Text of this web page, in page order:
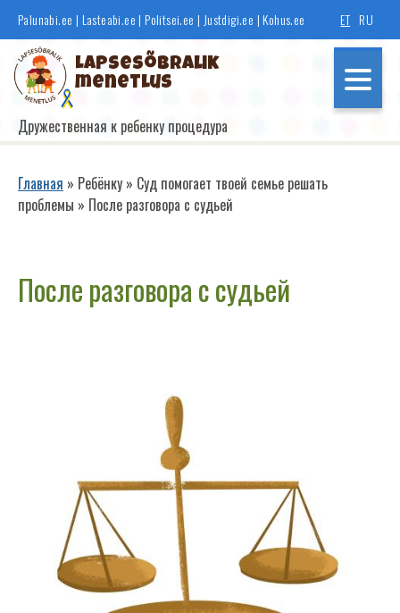
Перейти
основному
содержанию
Palunabi.ee | Lasteabi.ee | Politsei.ee | Justdigi.ee | Kohus.ee ET RU
Lapsesõbralik
menetlus
Дружественная к ребенку процедура
Если ты свидетель
Суд помогает твоей семье решать
проблемы
Часто задаваемые вопросы
Строка
Главная Ребёнку
Суд помогает твоей семье решать
проблемы
После разговора с судьей
После разговора с судьей